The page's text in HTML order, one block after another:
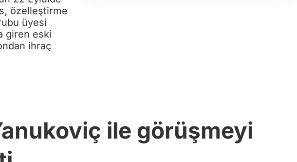
özelleştirme
üyesi
giren eski
ihraç
ile görüşmeyi